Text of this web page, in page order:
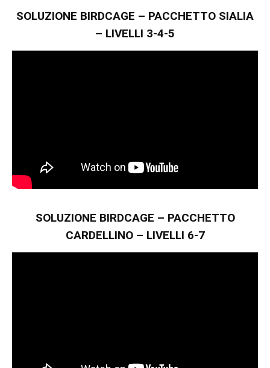
SOLUZIONE BIRDCAGE – PACCHETTO SIALIA
– LIVELLI 3-4-5
SOLUZIONE BIRDCAGE – PACCHETTO
CARDELLINO – LIVELLI 6-7